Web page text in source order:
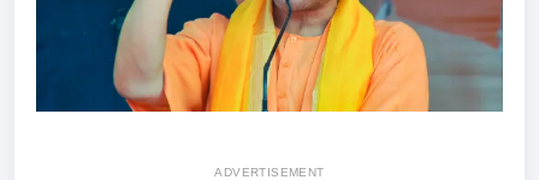
ADVERTISEMENT